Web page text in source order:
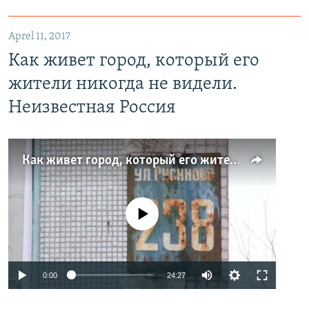
Aprel 11, 2017
Как живет город, который его
жители никогда не видели.
Неизвестная Россия
Как живет город, который его жители никогда не видели. Неизвестная Россия
No media source currently available
0:00 24:27